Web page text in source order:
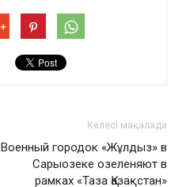
Келесі мақалада
Военный городок «Жұлдыз» в
Сарыозеке озеленяют в
рамках «Таза Қазақстан»